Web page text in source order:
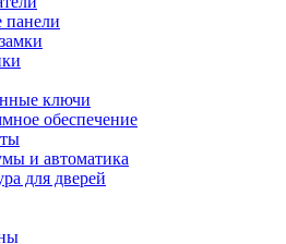
панели
ключи
обеспечение
и автоматика
для дверей